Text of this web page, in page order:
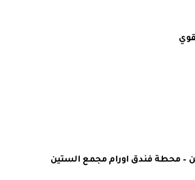
– محطة فندق اورام مجمع الستين